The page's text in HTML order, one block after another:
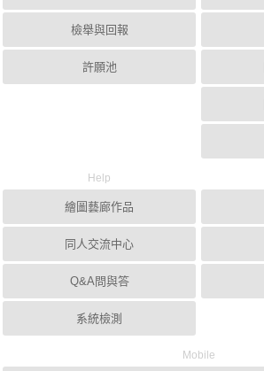
檢舉與回報
許願池
Help
繪圖藝廊作品
同人交流中心
Q&A問與答
系統檢測
Mobile